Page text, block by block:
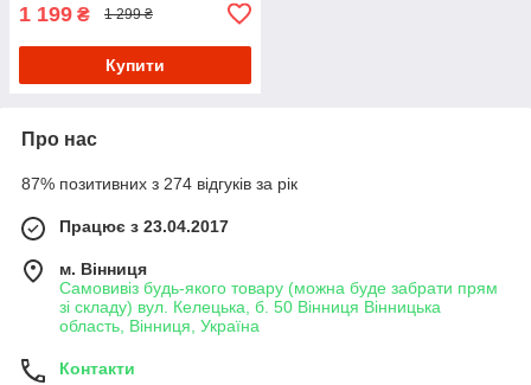
1 199 ₴ 1 299 ₴
Купити
Про нас
87% позитивних з 274 відгуків за рік
Працює з 23.04.2017
м. Вінниця
Самовивіз будь-якого товару (можна буде забрати прям
зі складу) вул. Келецька, б. 50 Вінниця Вінницька
область, Вінниця, Україна
Контакти